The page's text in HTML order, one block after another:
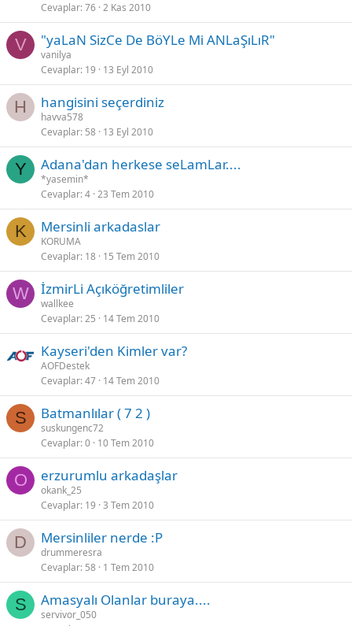
Cevaplar 76 2 Kas 2010
V "yaLaN SizCe De BöYLe Mi ANLaŞıLıR"
vanilya
Cevaplar 19 13 Eyl 2010
H hangisini seçerdiniz
havva578
Cevaplar 58 13 Eyl 2010
Y Adana'dan herkese seLamLar....
*yasemin*
Cevaplar 4 23 Tem 2010
K Mersinli arkadaslar
KORUMA
Cevaplar 18 15 Tem 2010
W İzmirLi Açıköğretimliler
wallkee
Cevaplar 25 14 Tem 2010
Kayseri'den Kimler var?
AOFDestek
Cevaplar 47 14 Tem 2010
S Batmanlılar ( 7 2 )
suskungenc72
Cevaplar 0 10 Tem 2010
O erzurumlu arkadaşlar
okank_25
Cevaplar 19 3 Tem 2010
D Mersinliler nerde :P
drummeresra
Cevaplar 58 1 Tem 2010
S Amasyalı Olanlar buraya....
servivor_050